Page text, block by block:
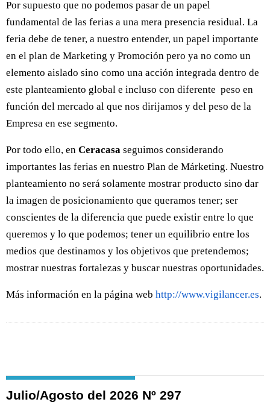
Por supuesto que no podemos pasar de un papel
fundamental de las ferias a una mera presencia residual. La
feria debe de tener, a nuestro entender, un papel importante
en el plan de Marketing y Promoción pero ya no como un
elemento aislado sino como una acción integrada dentro de
este planteamiento global e incluso con diferente peso en
función del mercado al que nos dirijamos y del peso de la
Empresa en ese segmento.
Por todo ello, en Ceracasa seguimos considerando
importantes las ferias en nuestro Plan de Márketing. Nuestro
planteamiento no será solamente mostrar producto sino dar
la imagen de posicionamiento que queramos tener; ser
conscientes de la diferencia que puede existir entre lo que
queremos y lo que podemos; tener un equilibrio entre los
medios que destinamos y los objetivos que pretendemos;
mostrar nuestras fortalezas y buscar nuestras oportunidades.
Más información en la página web http://www.vigilancer.es.
Julio/Agosto del 2026 Nº 297